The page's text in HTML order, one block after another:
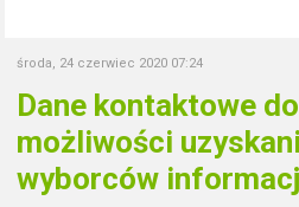
środa, 24 czerwiec 2020 07:24
Dane kontaktowe
możliwości
wyborców